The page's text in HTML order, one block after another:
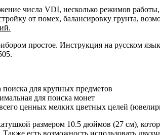
числа VDI, несколько режимов
от помех, балансировку грунта,
простое. Инструкция на русском
поиска для крупных предметов
для поиска монет
ценных мелких цветных целей
размером 10.5 дюймов (27 см),